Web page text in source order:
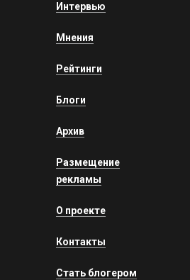
Интервью
Мнения
Рейтинги
Блоги
Архив
Размещение
рекламы
О проекте
Контакты
Стать блогером